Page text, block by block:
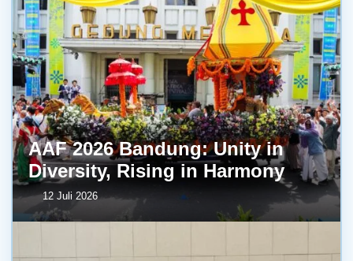
AAF 2026 Bandung: Unity in
Diversity, Rising in Harmony
12 Juli 2026